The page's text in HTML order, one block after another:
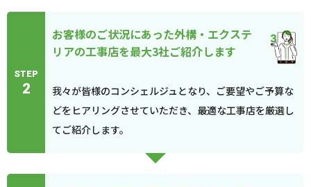
STEP
2
お客様のご状況にあった外構・エクステ
リアの工事店を最大3社ご紹介します
我々が皆様のコンシェルジュとなり、ご要望やご予算な
どをヒアリングさせていただき、最適な工事店を厳選し
てご紹介します。